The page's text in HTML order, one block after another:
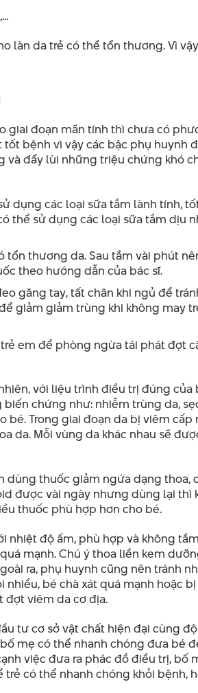
làn da trẻ có thể tổn thương. Vì
giai đoạn mãn tính thì chưa có
bệnh vì vậy các bậc phụ huynh
và đẩy lùi những triệu chứng khó
dụng các loại sữa tắm lành tính,
thể sử dụng các loại sữa tắm dịu
tổn thương da. Sau tắm vài phút
theo hướng dẫn của bác sĩ.
găng tay, tất chân khi ngủ để
giảm giảm trùng khi không may
em để phòng ngừa tái phát đợt
với liệu trình điều trị đúng của
chứng như: nhiễm trùng da,
bé. Trong giai đoạn da bị viêm cấp
da. Mỗi vùng da khác nhau sẽ
dùng thuốc giảm ngứa dạng thoa,
được vài ngày nhưng dùng lại thì
thuốc phù hợp hơn cho bé.
nhiệt độ ấm, phù hợp và không
mạnh. Chú ý thoa liền kem
ra, phụ huynh cũng nên tránh
bé chà xát quá mạnh hoặc
đợt viêm da cơ địa.
tư cơ sở vật chất hiện đại cùng
mẹ có thể nhanh chóng đưa bé
việc đưa ra phác đồ điều trị, bố
có thể nhanh chóng khỏi bệnh,